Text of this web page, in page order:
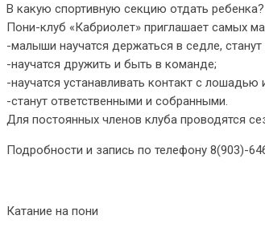
В какую спортивную секцию отдать ребенка?
Пони-клуб «Кабриолет» приглашает самых
-малыши научатся держаться в седле, станут
-научатся дружить и быть в команде;
-научатся устанавливать контакт с лошадью
-станут ответственными и собранными.
Для постоянных членов клуба проводятся
Подробности и запись по телефону 8(903)-
Катание на пони